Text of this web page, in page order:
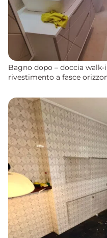
Bagno dopo – doccia
rivestimento a fasce